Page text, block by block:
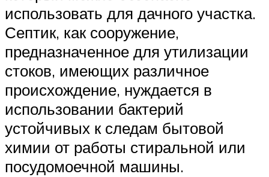
использовать для дачного участка.
Септик, как сооружение,
предназначенное для утилизации
стоков, имеющих различное
происхождение, нуждается в
использовании бактерий
устойчивых к следам бытовой
химии от работы стиральной или
посудомоечной машины.